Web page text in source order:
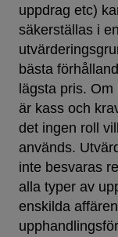
uppdrag etc)
säkerställas i
bästa
lägsta pris.
är kass och
det ingen roll
används.
inte besvaras
alla typer av
enskilda